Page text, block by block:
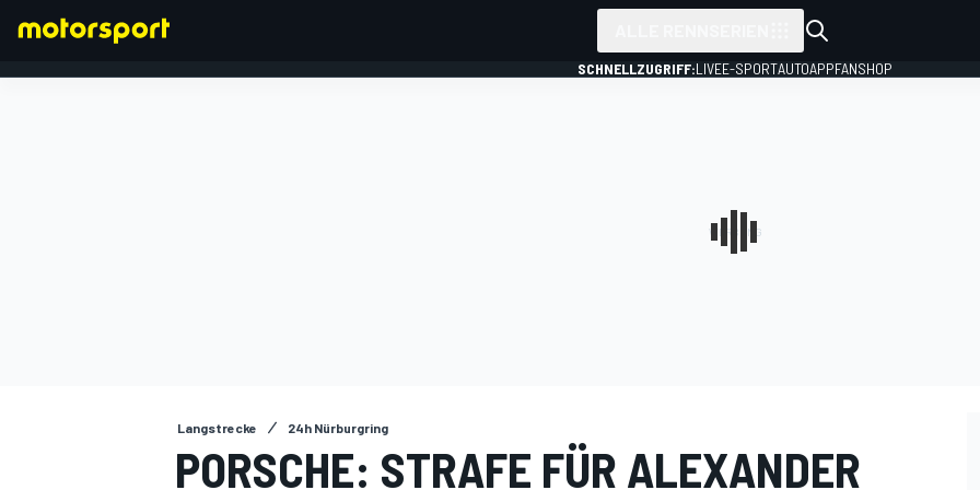
SCHNELLZUGRIFF:LIVEE-SPORTAUTOAPPFANSHOP
Langstrecke 24h Nürburgring
PORSCHE: STRAFE FÜR ALEXANDER